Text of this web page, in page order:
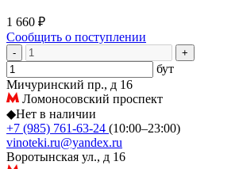
1 660 ₽
Сообщить о поступлении
- +
бут
Мичуринский пр., д 16
Ломоносовский проспект
◆Нет в наличии
+7 (985) 761-63-24 (10:00–23:00)
vinoteki.ru@yandex.ru
Воротынская ул., д 16